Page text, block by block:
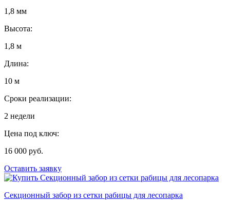
1,8 мм
Высота:
1,8 м
Длина:
10 м
Сроки реализации:
2 недели
Цена под ключ:
16 000 руб.
Оставить заявку
Секционный забор из сетки рабицы для лесопарка